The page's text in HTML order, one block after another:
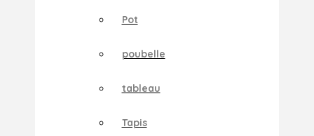
Pot
poubelle
tableau
Tapis